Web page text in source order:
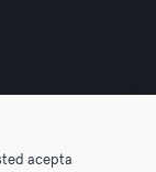
acepta